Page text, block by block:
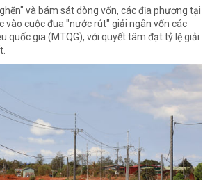
và bám sát dòng vốn, các địa phương tại
vào cuộc đua "nước rút" giải ngân vốn các
quốc gia (MTQG), với quyết tâm đạt tỷ lệ giải